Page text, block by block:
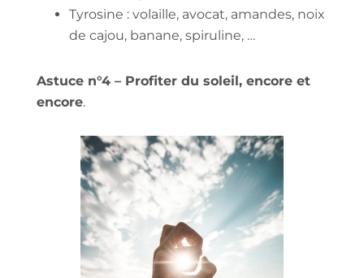
Tyrosine : volaille, avocat, amandes, noix
de cajou, banane, spiruline, …
Astuce n°4 – Profiter du soleil, encore et
encore.